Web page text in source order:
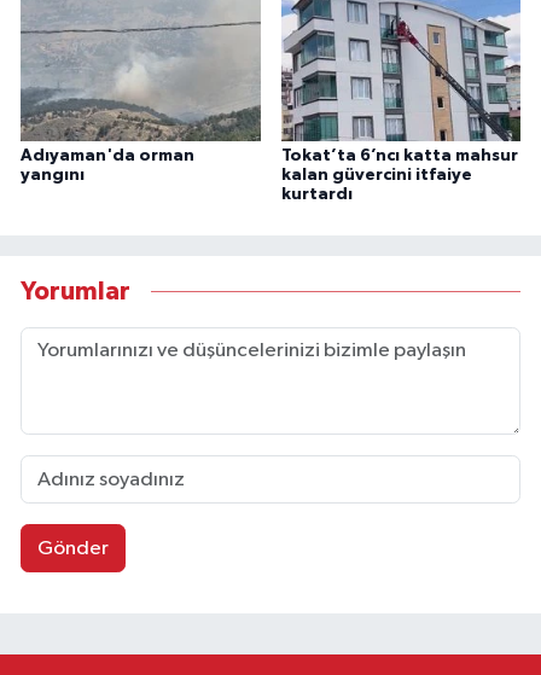
Adıyaman'da orman
yangını
Tokat’ta 6’ncı katta mahsur
kalan güvercini itfaiye
kurtardı
Yorumlar
Gönder